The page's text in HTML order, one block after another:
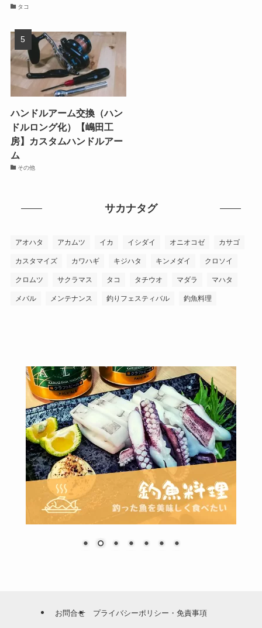
タコ
ハンドルアーム交換（ハン
ドルロング化）【嶋田工
房】カスタムハンドルアー
ム
その他
サカナタグ
アオハタ アカムツ イカ イシダイ オニオコゼ カサゴ
カスタマイズ カワハギ キジハタ キンメダイ クロソイ
クロムツ サクラマス タコ タチウオ マダラ マハタ
メバル メンテナンス 釣りフェスティバル 釣魚料理
お問合せ プライバシーポリシー・免責事項